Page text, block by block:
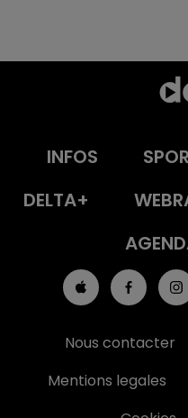
INFOS
DELTA+
Nous contacter
Mentions legales